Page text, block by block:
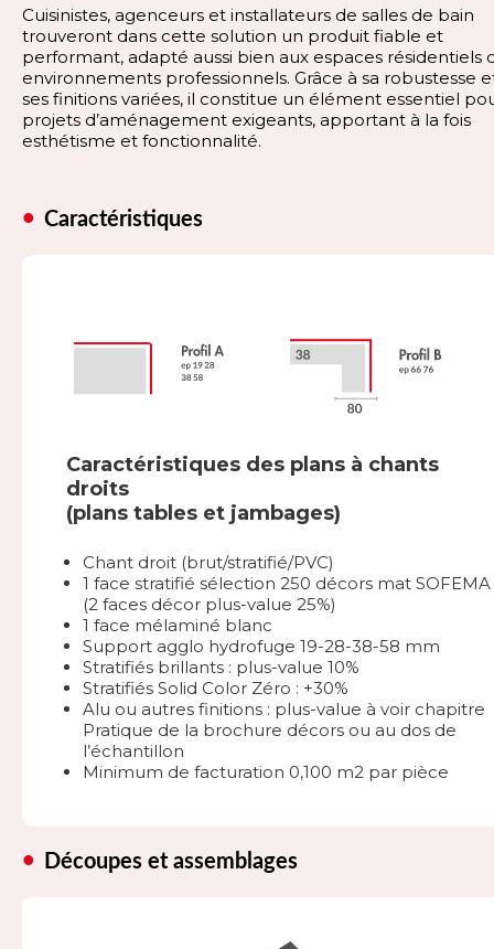
Cuisinistes, agenceurs et installateurs de salles de bain
trouveront dans cette solution un produit fiable et
performant, adapté aussi bien aux espaces résidentiels
environnements professionnels. Grâce à sa robustesse
ses finitions variées, il constitue un élément essentiel
projets d’aménagement exigeants, apportant à la fois
esthétisme et fonctionnalité.
Caractéristiques
Caractéristiques des plans à chants
droits
(plans tables et jambages)
Chant droit (brut/stratifié/PVC)
1 face stratifié sélection 250 décors mat SOFEMA
(2 faces décor plus-value 25%)
1 face mélaminé blanc
Support agglo hydrofuge 19-28-38-58 mm
Stratifiés brillants : plus-value 10%
Stratifiés Solid Color Zéro : +30%
Alu ou autres finitions : plus-value à voir chapitre
Pratique de la brochure décors ou au dos de
l’échantillon
Minimum de facturation 0,100 m2 par pièce
Découpes et assemblages